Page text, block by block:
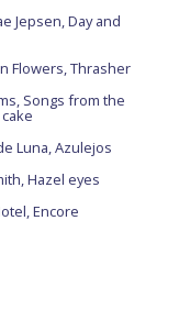
Jepsen, Day and
Flowers, Thrasher
Songs from the
Luna, Azulejos
Hazel eyes
Encore